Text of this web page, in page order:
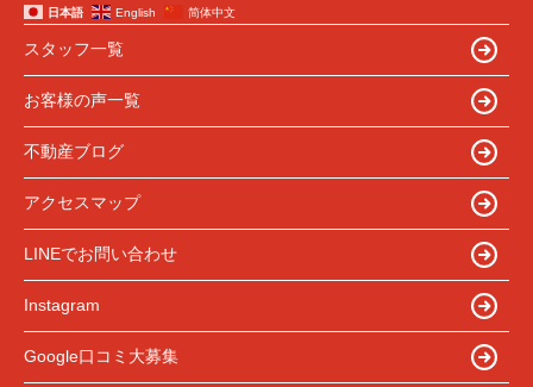
日本語 English 简体中文
スタッフ一覧
お客様の声一覧
不動産ブログ
アクセスマップ
LINEでお問い合わせ
Instagram
Google口コミ大募集